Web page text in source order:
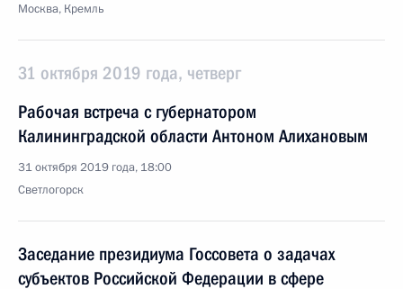
Москва, Кремль
31 октября 2019 года, четверг
Рабочая встреча с губернатором
Калининградской области Антоном Алихановым
31 октября 2019 года, 18:00
Светлогорск
Заседание президиума Госсовета о задачах
субъектов Российской Федерации в сфере